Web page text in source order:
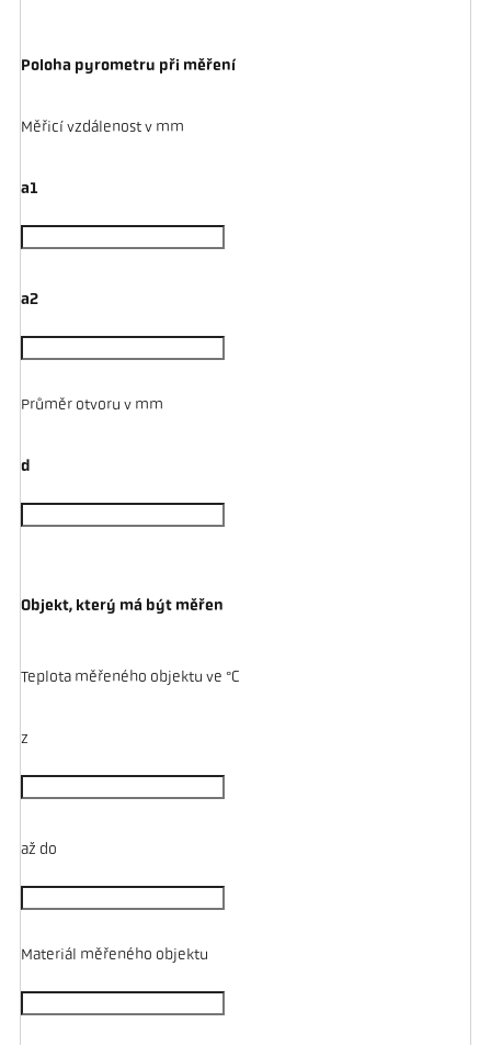
Poloha pyrometru při měření
Měřicí vzdálenost v mm
a1
a2
Průměr otvoru v mm
d
Objekt, který má být měřen
Teplota měřeného objektu ve °C
z
až do
Materiál měřeného objektu